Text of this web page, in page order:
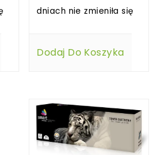
dniach nie zmieniła się
Dodaj Do Koszyka